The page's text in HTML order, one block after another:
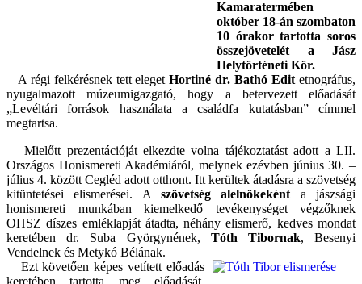
Kamaratermében
október 18-án szombaton
10 órakor tartotta soros
összejövetelét a Jász
Helytörténeti Kör.
A régi felkérésnek tett elegetHortiné dr. Bathó Edit etnográfus,
nyugalmazott múzeumigazgató, hogy a betervezett előadását
„Levéltári források használata a családfa kutatásban” címmel
megtartsa.
Mielőtt prezentációját elkezdte volna tájékoztatást adott a LII.
Országos Honismereti Akadémiáról, melynek ezévben június 30. –
július 4. között Cegléd adott otthont. Itt kerültek átadásra a szövetség
kitüntetései elismerései. A szövetség alelnökeként a jászsági
honismereti munkában kiemelkedő tevékenységet végzőknek
OHSZ díszes emléklapját átadta, néhány elismerő, kedves mondat
keretében dr. Suba Györgynének, Tóth Tibornak, Besenyi
Vendelnek és Metykó Bélának.
Ezt követően képes vetített előadás